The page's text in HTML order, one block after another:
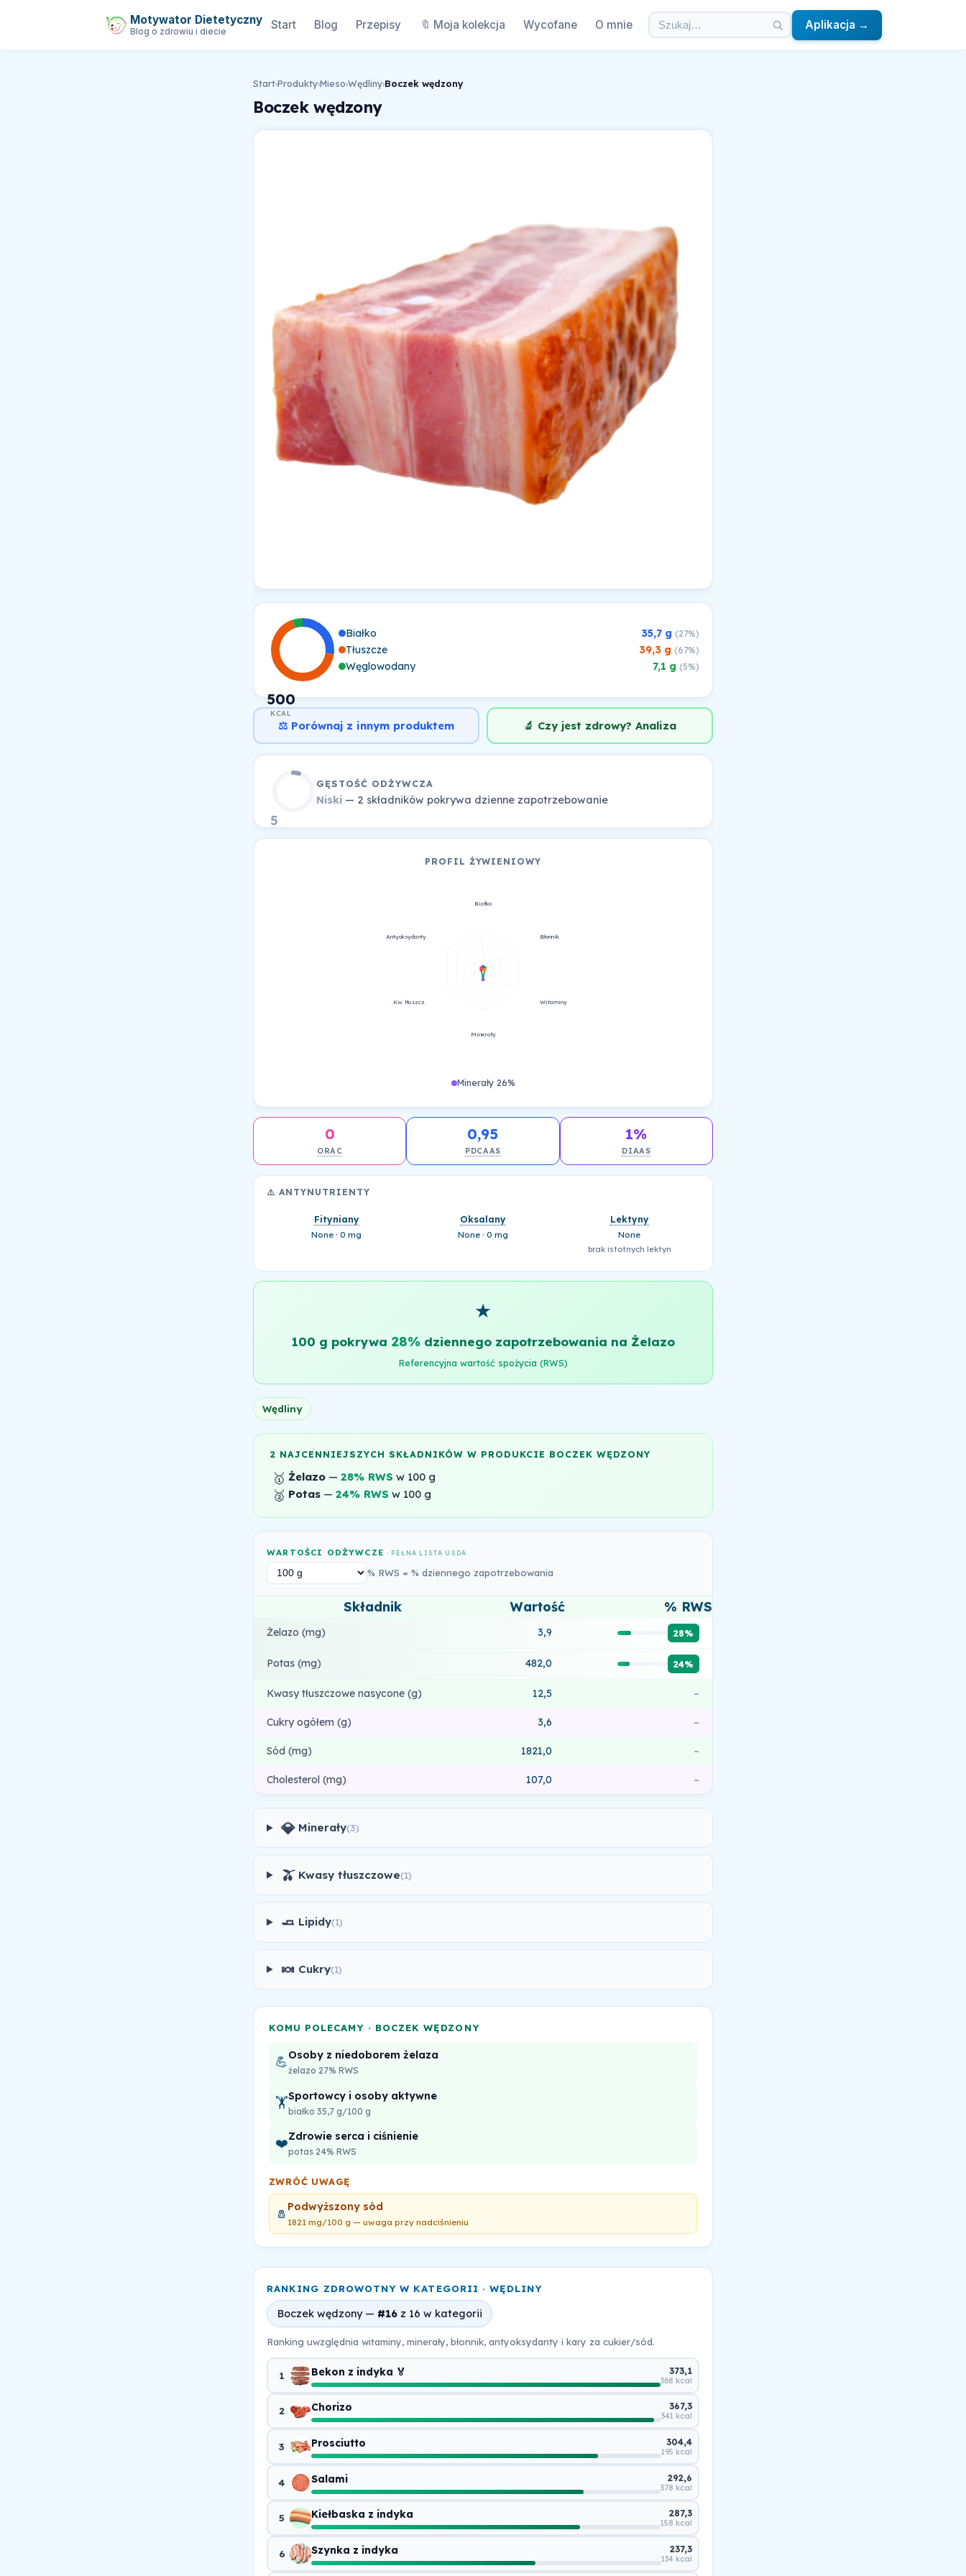
Motywator Dietetyczny
Blog o zdrowiu i diecie Start Blog Przepisy 🔖 Moja kolekcja Wycofane O mnie Aplikacja →
Start›Produkty›Mieso›Wędliny›Boczek wędzony
Boczek wędzony
500
KCAL
Białko 35,7 g (27%)
Tłuszcze 39,3 g (67%)
Węglowodany 7,1 g (5%)
⚖️ Porównaj z innym produktem 🔬 Czy jest zdrowy? Analiza
5
GĘSTOŚĆ ODŻYWCZA
Niski— 2 składników pokrywa dzienne zapotrzebowanie
PROFIL ŻYWIENIOWY
Białko
Błonnik
Witaminy
Minerały
Kw. tłuszcz.
Antyoksydanty
Minerały 26%
0
ORAC
0,95
PDCAAS
1%
DIAAS
⚠️ ANTYNUTRIENTY
Fityniany
None · 0 mg
Oksalany
None · 0 mg
Lektyny
None
brak istotnych lektyn
★
100 g pokrywa 28%dziennego zapotrzebowania na Żelazo
Referencyjna wartość spożycia (RWS)
Wędliny
2 NAJCENNIEJSZYCH SKŁADNIKÓW W PRODUKCIE BOCZEK WĘDZONY
🥇 Żelazo— 28% RWS w 100 g
🥈 Potas— 24% RWS w 100 g
WARTOŚCI ODŻYWCZE· PEŁNA LISTA USDA
% RWS = % dziennego zapotrzebowania
Składnik Wartość % RWS
Żelazo (mg) 3,9 28%
Potas (mg) 482,0 24%
Kwasy tłuszczowe nasycone (g) 12,5 –
Cukry ogółem (g) 3,6 –
Sód (mg) 1821,0 –
Cholesterol (mg) 107,0 –
💎 Minerały(3)
🫒 Kwasy tłuszczowe(1)
🧈 Lipidy(1)
🍬 Cukry(1)
KOMU POLECAMY · BOCZEK WĘDZONY
💪Osoby z niedoborem żelaza
żelazo 27% RWS
🏋️Sportowcy i osoby aktywne
białko 35,7 g/100 g
❤️Zdrowie serca i ciśnienie
potas 24% RWS
ZWRÓĆ UWAGĘ
🧂 Podwyższony sód
1821 mg/100 g — uwaga przy nadciśnieniu
RANKING ZDROWOTNY W KATEGORII · WĘDLINY
Boczek wędzony — #16z 16 w kategorii
Ranking uwzględnia witaminy, minerały, błonnik, antyoksydanty i kary za cukier/sód.
1 Bekon z indyka 🏅 373,1
368 kcal
2 Chorizo 367,3
341 kcal
3 Prosciutto 304,4
195 kcal
4 Salami 292,6
378 kcal
5 Kiełbaska z indyka 287,3
158 kcal
6 Szynka z indyka 237,3
134 kcal